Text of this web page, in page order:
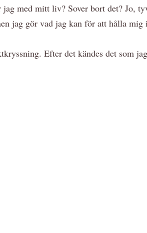
med mitt liv? Sover bort det? Jo,
jag gör vad jag kan för att hålla
Efter det kändes det som